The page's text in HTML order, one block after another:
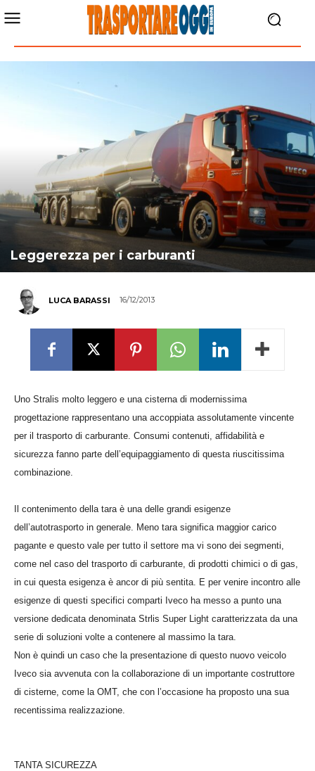
Leggerezza per i carburanti
LUCA BARASSI 16/12/2013
Uno Stralis molto leggero e una cisterna di modernissima
progettazione rappresentano una accoppiata assolutamente vincente
per il trasporto di carburante. Consumi contenuti, affidabilità e
sicurezza fanno parte dell’equipaggiamento di questa riuscitissima
combinazione.
Il contenimento della tara è una delle grandi esigenze
dell’autotrasporto in generale. Meno tara significa maggior carico
pagante e questo vale per tutto il settore ma vi sono dei segmenti,
come nel caso del trasporto di carburante, di prodotti chimici o di gas,
in cui questa esigenza è ancor di più sentita. E per venire incontro alle
esigenze di questi specifici comparti Iveco ha messo a punto una
versione dedicata denominata Strlis Super Light caratterizzata da una
serie di soluzioni volte a contenere al massimo la tara.
Non è quindi un caso che la presentazione di questo nuovo veicolo
Iveco sia avvenuta con la collaborazione di un importante costruttore
di cisterne, come la OMT, che con l’occasione ha proposto una sua
recentissima realizzazione.
TANTA SICUREZZA